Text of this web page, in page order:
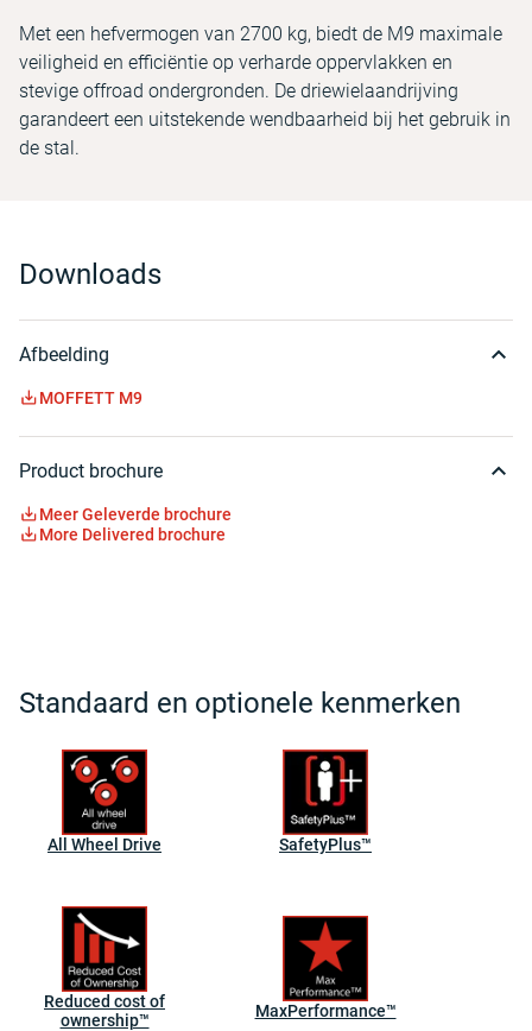
Met een hefvermogen van 2700 kg, biedt de M9 maximale
veiligheid en efficiëntie op verharde oppervlakken en
stevige offroad ondergronden. De driewielaandrijving
garandeert een uitstekende wendbaarheid bij het gebruik in
de stal.
Downloads
Afbeelding
MOFFETT M9
Product brochure
Meer Geleverde brochure
More Delivered brochure
Standaard en optionele kenmerken
All Wheel Drive SafetyPlus™
Reduced cost of
ownership™
MaxPerformance™